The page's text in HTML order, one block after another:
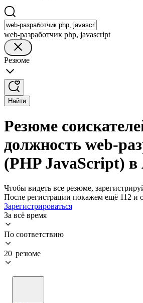
web-разработчик php, javascript
Резюме
Найти
Резюме
должность web-
(PHP JavaScript) в
Чтобы видеть все резюме,
После регистрации покажем ещё 112 и
Зарегистрироваться
За всё время
По соответствию
20 резюме